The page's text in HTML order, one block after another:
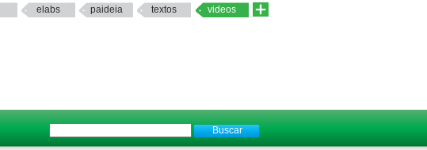
elabs paideia textos videos